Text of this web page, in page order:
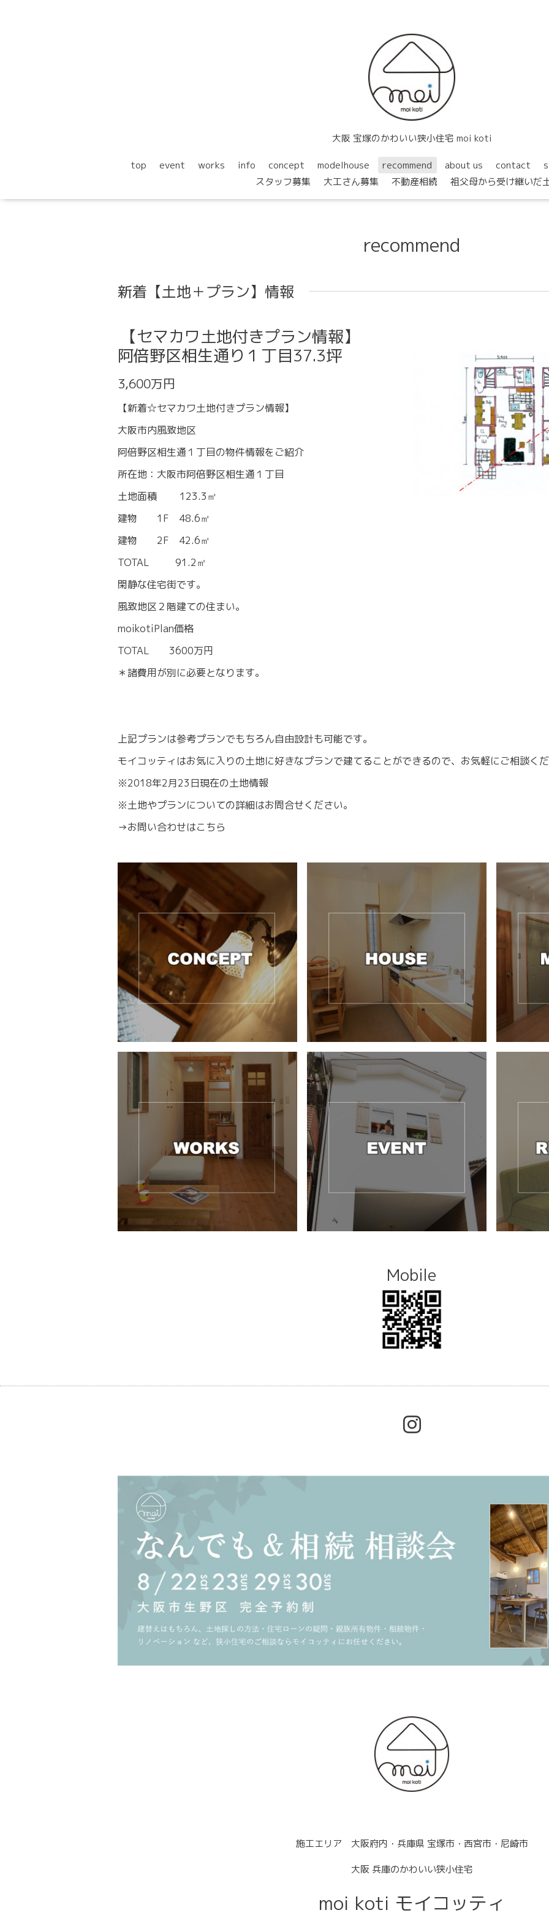
大阪 宝塚のかわいい狭小住宅 moi koti
top event works info concept modelhouse recommend about us contact
スタッフ募集
大工さん募集 不動産相続 祖父母から受け継いだ
recommend
新着【土地＋プラン】情報
【セマカワ土地付きプラン情報】
阿倍野区相生通り１丁目37.3坪
3,600万円
【新着☆セマカワ土地付きプラン情報】
大阪市内風致地区
阿倍野区相生通１丁目の物件情報をご紹介
所在地：大阪市阿倍野区相生通１丁目
土地面積 123.3㎡
建物 1F 48.6㎡
建物 2F 42.6㎡
TOTAL 91.2㎡
閑静な住宅街です。
風致地区２階建ての住まい。
moikotiPlan価格
TOTAL 3600万円
＊諸費用が別に必要となります。
上記プランは参考プランでもちろん自由設計も可能です。
モイコッティはお気に入りの土地に好きなプランで建てることができるので、お気軽にご相談く
※2018年2月23日現在の土地情報
※土地やプランについての詳細はお問合せください。
→お問い合わせはこちら
Mobile
施工エリア 大阪府内・兵庫県 宝塚市・西宮市・尼崎市
大阪 兵庫のかわいい狭小住宅
moi koti モイコッティ